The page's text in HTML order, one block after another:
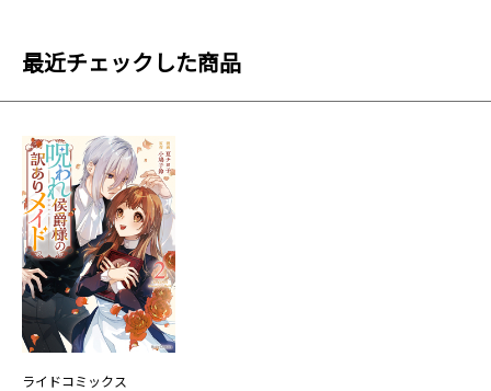
最近チェックした商品
ライドコミックス